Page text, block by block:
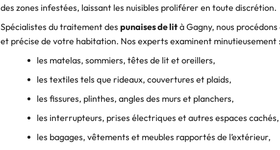
des zones infestées, laissant les nuisibles proliférer en toute discrétion.
Spécialistes du traitement des punaises de lità Gagny, nous
et précise de votre habitation. Nos experts examinent minutieusement :
les matelas, sommiers, têtes de lit et oreillers,
les textiles tels que rideaux, couvertures et plaids,
les fissures, plinthes, angles des murs et planchers,
les interrupteurs, prises électriques et autres espaces cachés,
les bagages, vêtements et meubles rapportés de l’extérieur,